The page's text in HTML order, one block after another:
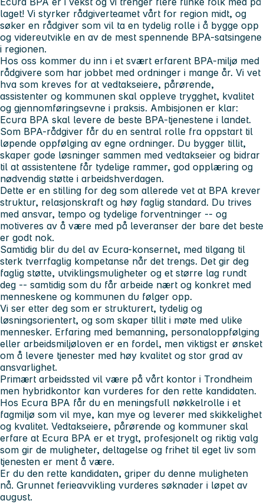
laget! Vi styrker rådgiverteamet vårt for region midt, og
søker en rådgiver som vil ta en tydelig rolle i å bygge opp
og videreutvikle en av de mest spennende BPA-satsingene
i regionen.
Hos oss kommer du inn i et svært erfarent BPA-miljø med
rådgivere som har jobbet med ordninger i mange år. Vi vet
hva som kreves for at vedtakseiere, pårørende,
assistenter og kommunen skal oppleve trygghet, kvalitet
og gjennomføringsevne i praksis. Ambisjonen er klar:
Ecura BPA skal levere de beste BPA-tjenestene i landet.
Som BPA-rådgiver får du en sentral rolle fra oppstart til
løpende oppfølging av egne ordninger. Du bygger tillit,
skaper gode løsninger sammen med vedtakseier og bidrar
til at assistentene får tydelige rammer, god opplæring og
nødvendig støtte i arbeidshverdagen.
Dette er en stilling for deg som allerede vet at BPA krever
struktur, relasjonskraft og høy faglig standard. Du trives
med ansvar, tempo og tydelige forventninger -- og
motiveres av å være med på leveranser der bare det beste
er godt nok.
Samtidig blir du del av Ecura-konsernet, med tilgang til
sterk tverrfaglig kompetanse når det trengs. Det gir deg
faglig støtte, utviklingsmuligheter og et større lag rundt
deg -- samtidig som du får arbeide nært og konkret med
menneskene og kommunen du følger opp.
Vi ser etter deg som er strukturert, tydelig og
løsningsorientert, og som skaper tillit i møte med ulike
mennesker. Erfaring med bemanning, personaloppfølging
eller arbeidsmiljøloven er en fordel, men viktigst er ønsket
om å levere tjenester med høy kvalitet og stor grad av
ansvarlighet.
Primært arbeidssted vil være på vårt kontor i Trondheim
men hybridkontor kan vurderes for den rette kandidaten.
Hos Ecura BPA får du en meningsfull nøkkelrolle i et
fagmiljø som vil mye, kan mye og leverer med skikkelighet
og kvalitet. Vedtakseiere, pårørende og kommuner skal
erfare at Ecura BPA er et trygt, profesjonelt og riktig valg
som gir de muligheter, deltagelse og frihet til eget liv som
tjenesten er ment å være.
Er du den rette kandidaten, griper du denne muligheten
nå. Grunnet ferieavvikling vurderes søknader i løpet av
august.